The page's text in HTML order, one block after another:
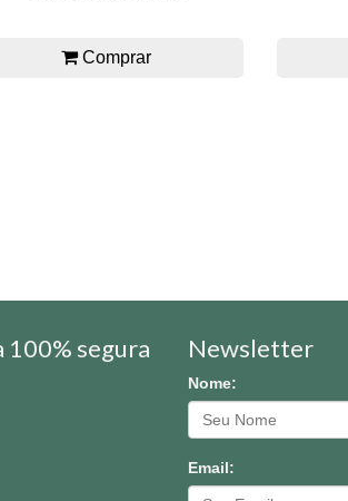
Comprar
100% segura Newsletter
Nome:
Email: